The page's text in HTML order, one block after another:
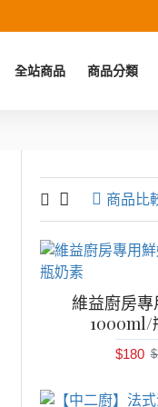
全站商品 商品分類
商品比
維益廚房
1000ml/
$180